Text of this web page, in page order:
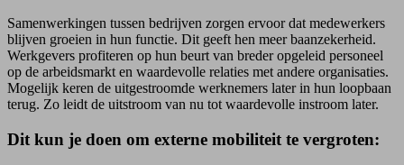
Samenwerkingen tussen bedrijven zorgen ervoor dat medewerkers
blijven groeien in hun functie. Dit geeft hen meer baanzekerheid.
Werkgevers profiteren op hun beurt van breder opgeleid personeel
op de arbeidsmarkt en waardevolle relaties met andere organisaties.
Mogelijk keren de uitgestroomde werknemers later in hun loopbaan
terug. Zo leidt de uitstroom van nu tot waardevolle instroom later.
Dit kun je doen om externe mobiliteit te vergroten: